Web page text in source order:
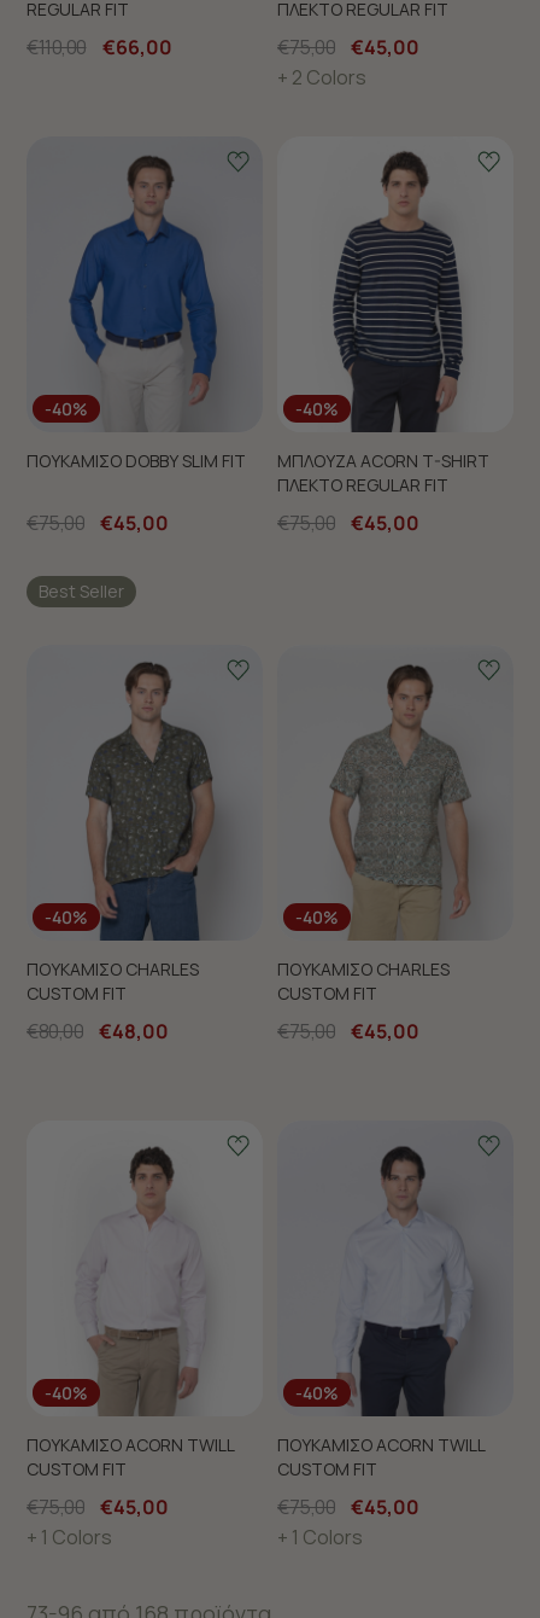
REGULAR FIT
€110,00 €66,00
ΠΛΕΚΤΟ REGULAR FIT
€75,00 €45,00
+ 2 Colors
-40%
ΠΟΥΚΑΜΙΣΟ DOBBY SLIM FIT
€75,00 €45,00
Best Seller
-40%
ΜΠΛΟΥΖΑ ACORN T-SHIRT
ΠΛΕΚΤΟ REGULAR FIT
€75,00 €45,00
-40%
ΠΟΥΚΑΜΙΣΟ CHARLES
CUSTOM FIT
€80,00 €48,00
-40%
ΠΟΥΚΑΜΙΣΟ CHARLES
CUSTOM FIT
€75,00 €45,00
-40%
ΠΟΥΚΑΜΙΣΟ ACORN TWILL
CUSTOM FIT
€75,00 €45,00
+ 1 Colors
-40%
ΠΟΥΚΑΜΙΣΟ ACORN TWILL
CUSTOM FIT
€75,00 €45,00
+ 1 Colors